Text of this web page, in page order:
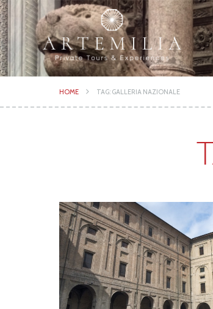
HOME TAG: GALLERIA NAZIONALE